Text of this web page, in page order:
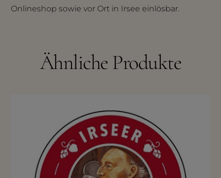
Onlineshop sowie vor Ort in Irsee einlösbar.
Ähnliche Produkte